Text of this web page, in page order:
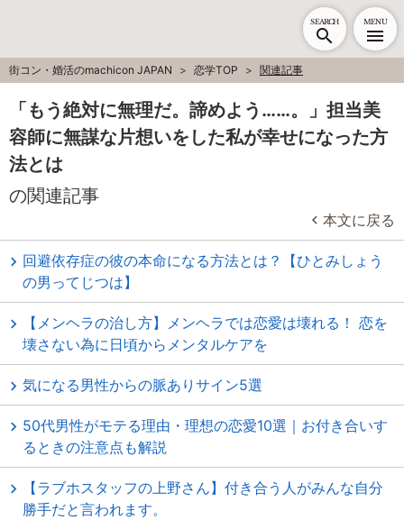
SEARCH MENU
街コン・婚活のmachicon JAPAN 恋学TOP 関連記事
「もう絶対に無理だ。諦めよう……。」担当美
容師に無謀な片想いをした私が幸せになった方
法とは
の関連記事
本文に戻る
回避依存症の彼の本命になる方法とは？【ひとみしょう
の男ってじつは】
【メンヘラの治し方】メンヘラでは恋愛は壊れる！ 恋を
壊さない為に日頃からメンタルケアを
気になる男性からの脈ありサイン5選
50代男性がモテる理由・理想の恋愛10選｜お付き合いす
るときの注意点も解説
【ラブホスタッフの上野さん】付き合う人がみんな自分
勝手だと言われます。